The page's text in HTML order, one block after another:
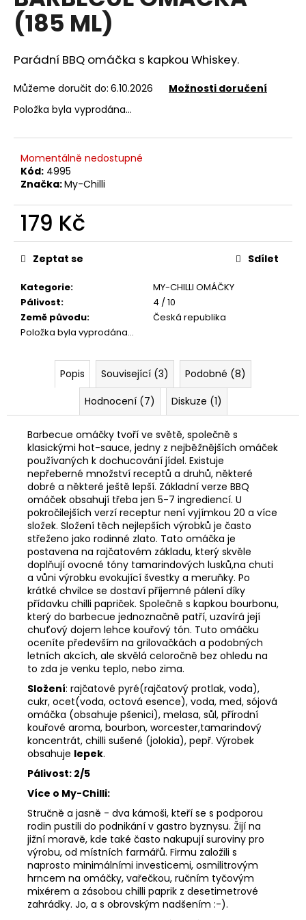
5,0
z
hvězdiček.
(185 ML)
Parádní BBQ omáčka s kapkou Whiskey.
Můžeme doručit do: 6.10.2026
Možnosti doručení
Položka byla vyprodána…
Momentálně nedostupné
Kód: 4995
Značka:My-Chilli
179 Kč
Měrná
cena:
Kategorie:
MY-CHILLI OMÁČKY
Pálivost:
4 / 10
Země původu:
Česká republika
Položka byla vyprodána…
Zeptat se Sdílet
Popis Související (3)
Podobné (8)
Hodnocení (7)
Diskuze (1)
Barbecue omáčky tvoří ve světě, společně s
klasickými hot-sauce, jedny z nejběžnějších omáček
používaných k dochucování jídel. Existuje
nepřeberné množství receptů a druhů, některé
dobré a některé ještě lepší. Základní verze BBQ
omáček obsahují třeba jen 5-7 ingrediencí. U
pokročilejších verzí receptur není vyjímkou 20 a více
složek. Složení těch nejlepších výrobků je často
střeženo jako rodinné zlato. Tato omáčka je
postavena na rajčatovém základu, který skvěle
doplňují ovocné tóny tamarindových lusků,na chuti
a vůni výrobku evokující švestky a meruňky. Po
krátké chvilce se dostaví příjemné pálení díky
přídavku chilli papriček. Společně s kapkou bourbonu,
který do barbecue jednoznačně patří, uzavírá její
chuťový dojem lehce kouřový tón. Tuto omáčku
oceníte především na grilovačkách a podobných
letních akcích, ale skvělá celoročně bez ohledu na
to zda je venku teplo, nebo zima.
Složení: rajčatové pyré(rajčatový protlak, voda),
cukr, ocet(voda, octová esence), voda, med, sójová
omáčka (obsahuje pšenici), melasa, sůl, přírodní
kouřové aroma, bourbon, worcester,tamarindový
koncentrát, chilli sušené (jolokia), pepř. Výrobek
obsahuje lepek.
Pálivost: 2/5
Více o My-Chilli:
Stručně a jasně - dva kámoši, kteří se s podporou
rodin pustili do podnikání v gastro byznysu. Žijí na
jižní moravě, kde také často nakupují suroviny pro
výrobu, od místních farmářů. Firmu založili s
naprosto minimálními investicemi, osmilitrovým
hrncem na omáčky, vařečkou, ručním tyčovým
mixérem a zásobou chilli paprik z desetimetrové
zahrádky. Jo, a s obrovským nadšením :-).
a
j
í
t
?
HLEDAT
D
o
u
č
u
SRIRACHA
BOX
580
Kč